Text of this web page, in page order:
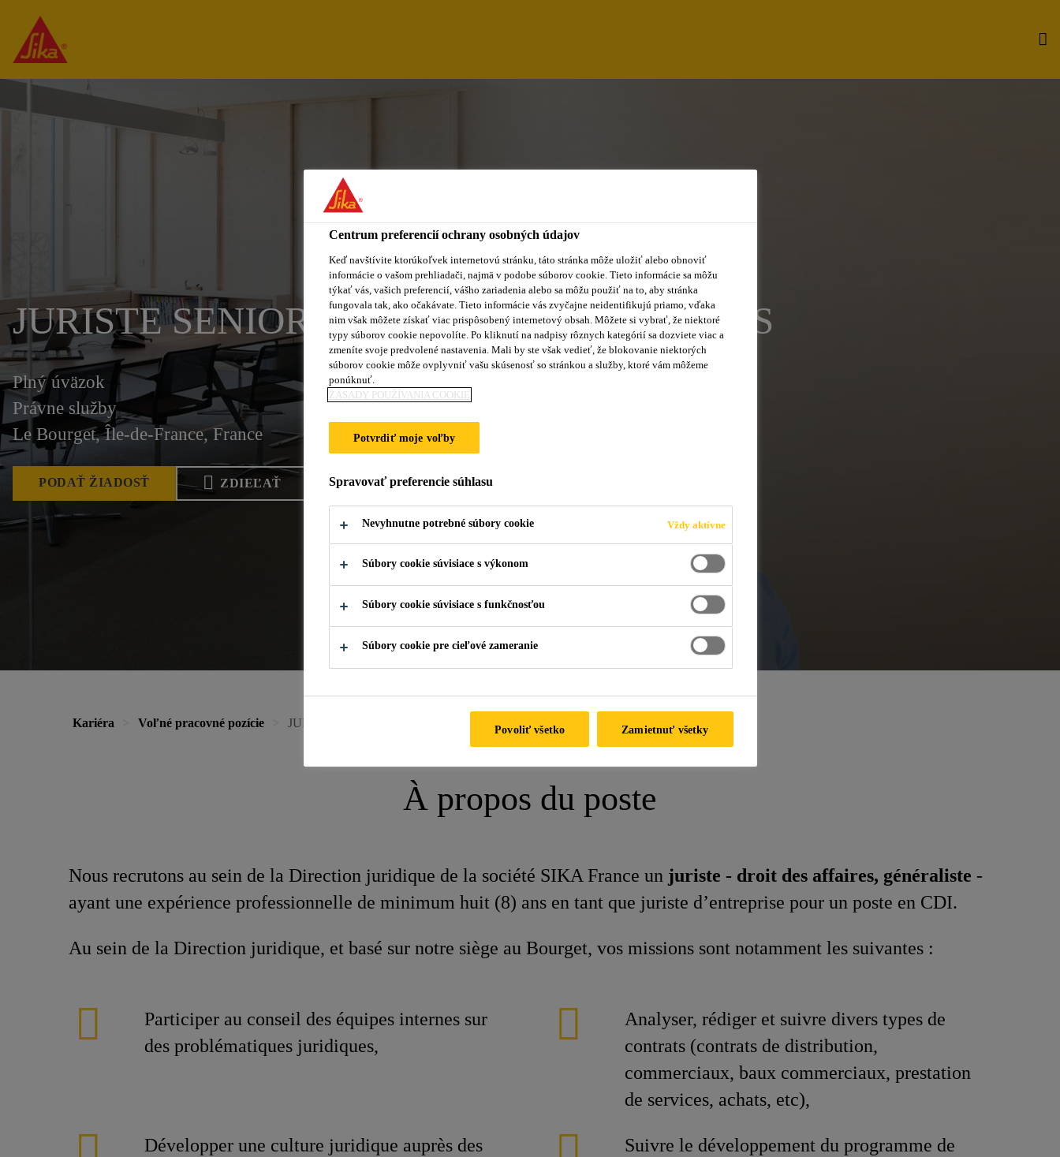
JURISTE SENIOR H/F DROIT DES AFFAIRES
Plný úväzok
Právne služby
Le Bourget, Île-de-France, France
PODAŤ ŽIADOSŤ ZDIEĽAŤ
Kariéra Voľné pracovné pozície JURISTE SENIOR H/F DROIT DES AFFAIRES
À propos du poste
Nous recrutons au sein de la Direction juridique de la société SIKA France un juriste - droit des affaires, généraliste -
ayant une expérience professionnelle de minimum huit (8) ans en tant que juriste d’entreprise pour un poste en CDI.
Au sein de la Direction juridique, et basé sur notre siège au Bourget, vos missions sont notamment les suivantes :
Participer au conseil des équipes internes sur
des problématiques juridiques,
Analyser, rédiger et suivre divers types de
contrats (contrats de distribution,
commerciaux, baux commerciaux, prestation
de services, achats, etc),
Développer une culture juridique auprès des
Suivre le développement du programme de
Centrum preferencií ochrany osobných údajov
Keď navštívite ktorúkoľvek internetovú stránku, táto stránka môže uložiť alebo obnoviť
informácie o vašom prehliadači, najmä v podobe súborov cookie. Tieto informácie sa môžu
týkať vás, vašich preferencií, vášho zariadenia alebo sa môžu použiť na to, aby stránka
fungovala tak, ako očakávate. Tieto informácie vás zvyčajne neidentifikujú priamo, vďaka
nim však môžete získať viac prispôsobený internetový obsah. Môžete si vybrať, že niektoré
typy súborov cookie nepovolíte. Po kliknutí na nadpisy rôznych kategórií sa dozviete viac a
zmeníte svoje predvolené nastavenia. Mali by ste však vedieť, že blokovanie niektorých
súborov cookie môže ovplyvniť vašu skúsenosť so stránkou a služby, ktoré vám môžeme
ponúknuť.
ZÁSADY POUŽÍVANIA COOKIE
Potvrdiť moje voľby
Spravovať preferencie súhlasu
Nevyhnutne potrebné súbory cookie Vždy aktívne
Súbory cookie súvisiace s výkonom
Súbory cookie súvisiace s funkčnosťou
Súbory cookie pre cieľové zameranie
Zamietnuť všetky
Povoliť všetko